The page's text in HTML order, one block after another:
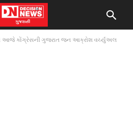
આજે કોંગ્રેસની ગુજરાત જન આક્રોશ વર્ચ્યુઅલ